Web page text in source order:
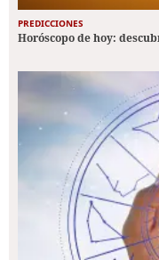
PREDICCIONES
Horóscopo de hoy: